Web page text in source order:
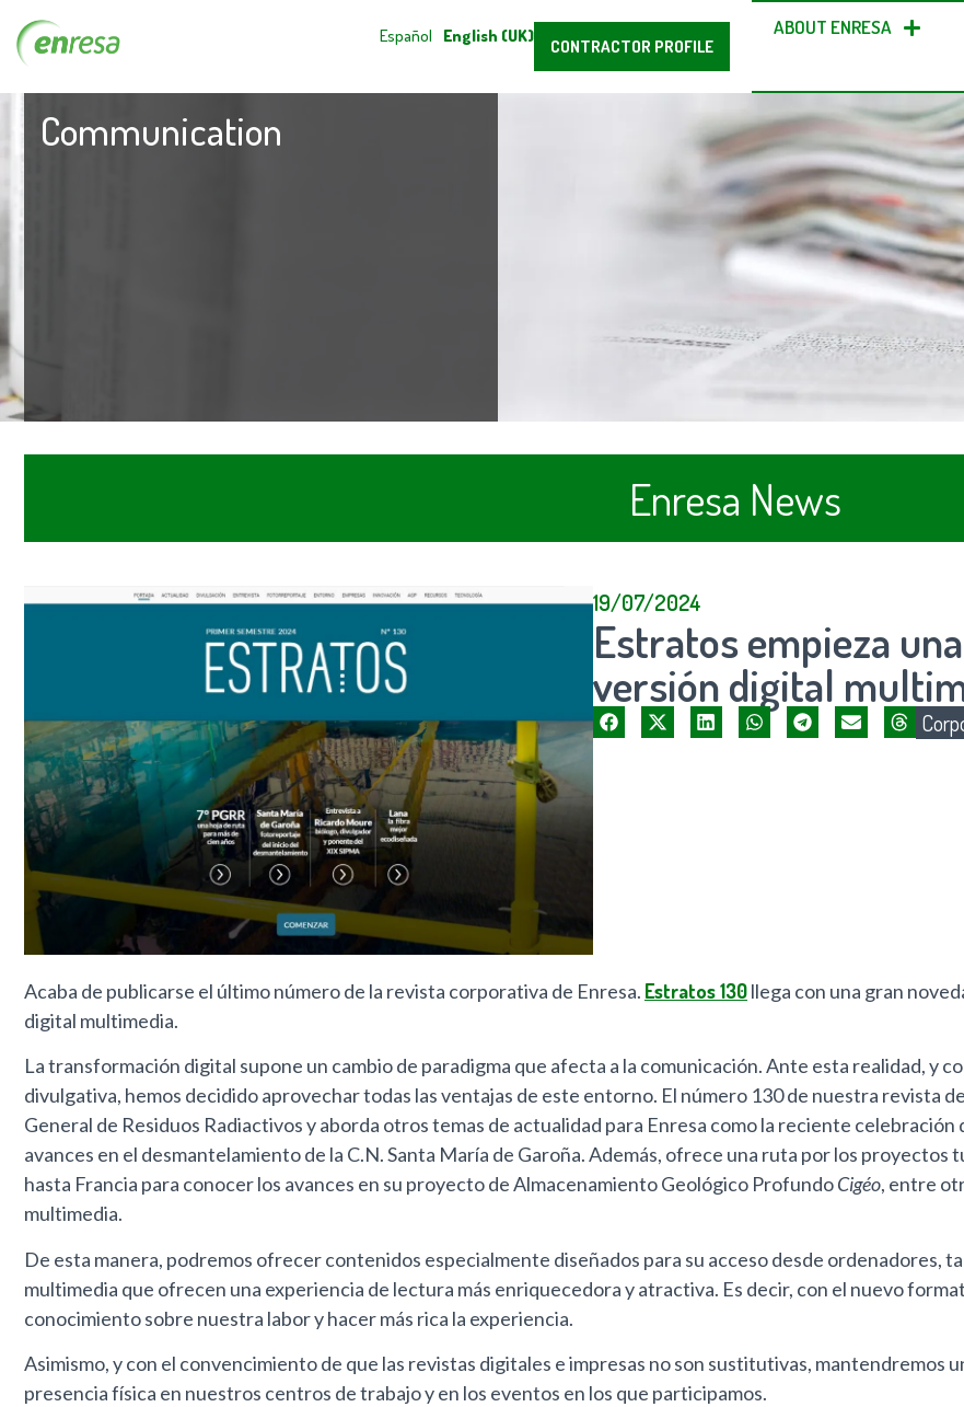
CONTRACTOR PROFILE
Español English (UK) ABOUT ENRESA
Communication
Enresa News
19/07/2024
Estratos empieza
versión digital
Acaba de publicarse el último número de la revista corporativa de Enresa. Estratos 130llega con una gran
digital multimedia.
La transformación digital supone un cambio de paradigma que afecta a la comunicación. Ante esta realidad, y
divulgativa, hemos decidido aprovechar todas las ventajas de este entorno. El número 130 de nuestra revista
General de Residuos Radiactivos y aborda otros temas de actualidad para Enresa como la reciente
avances en el desmantelamiento de la C.N. Santa María de Garoña. Además, ofrece una ruta por los
hasta Francia para conocer los avances en su proyecto de Almacenamiento Geológico ProfundoCigéo, entre
multimedia.
De esta manera, podremos ofrecer contenidos especialmente diseñados para su acceso desde ordenadores,
multimedia que ofrecen una experiencia de lectura más enriquecedora y atractiva. Es decir, con el nuevo
conocimiento sobre nuestra labor y hacer más rica la experiencia.
Asimismo, y con el convencimiento de que las revistas digitales e impresas no son sustitutivas, mantendremos
presencia física en nuestros centros de trabajo y en los eventos en los que participamos.